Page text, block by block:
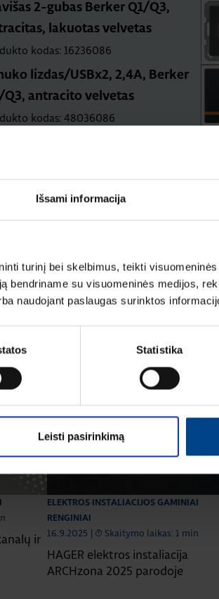
Išsami informacija
turinį bei skelbimus, teikti
bendriname su visuomeninės medijos,
naudojant paslaugas surinktos
Statistika
Leisti pasirinkimą
2-gubas Berker Q1/Q3,
lakuotas velvetas
kodas: 16236086
lizdas/USBx2, 2,4A, Berker
Q3, antracito velvetas
kodas: 48036086
Q1/Q3/Q7, antracitas matinis
kodas: 16226086
instaliacijos
ir
ELEKTROS INSTALIACIJOS GAMINIAI
RENGINIAI
16.9.2025 | Skaitymo laikas: 1 min
HAGER elektros instaliacija
ARCHzona 2025 parodoje